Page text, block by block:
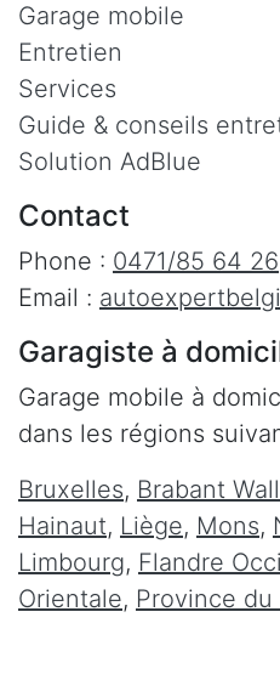
Garage mobile
Entretien
Services
Guide & conseils
Solution AdBlue
Contact
Phone : 0471/85 64 26
Email :
Garagiste à
Garage mobile à
dans les régions
Bruxelles, Brabant
Hainaut, Liège, Mons,
Limbourg, Flandre
Orientale, Province